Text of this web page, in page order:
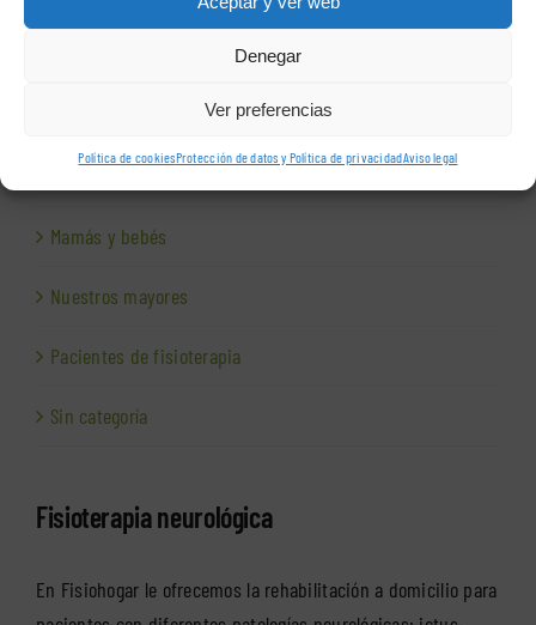
Denegar
Ver preferencias
Política de cookiesProtección de datos y Política de privacidadAviso legal
Fisioterapia respiratoria
Mamás y bebés
Nuestros mayores
Pacientes de fisioterapia
Sin categoría
Fisioterapia neurológica
En Fisiohogar le ofrecemos la rehabilitación a domicilio para